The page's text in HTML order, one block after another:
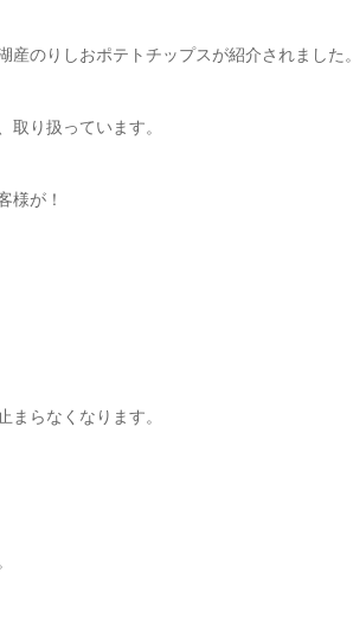
のりしおポテトチップスが紹介されました。
取り扱っています。
様が！
まらなくなります。